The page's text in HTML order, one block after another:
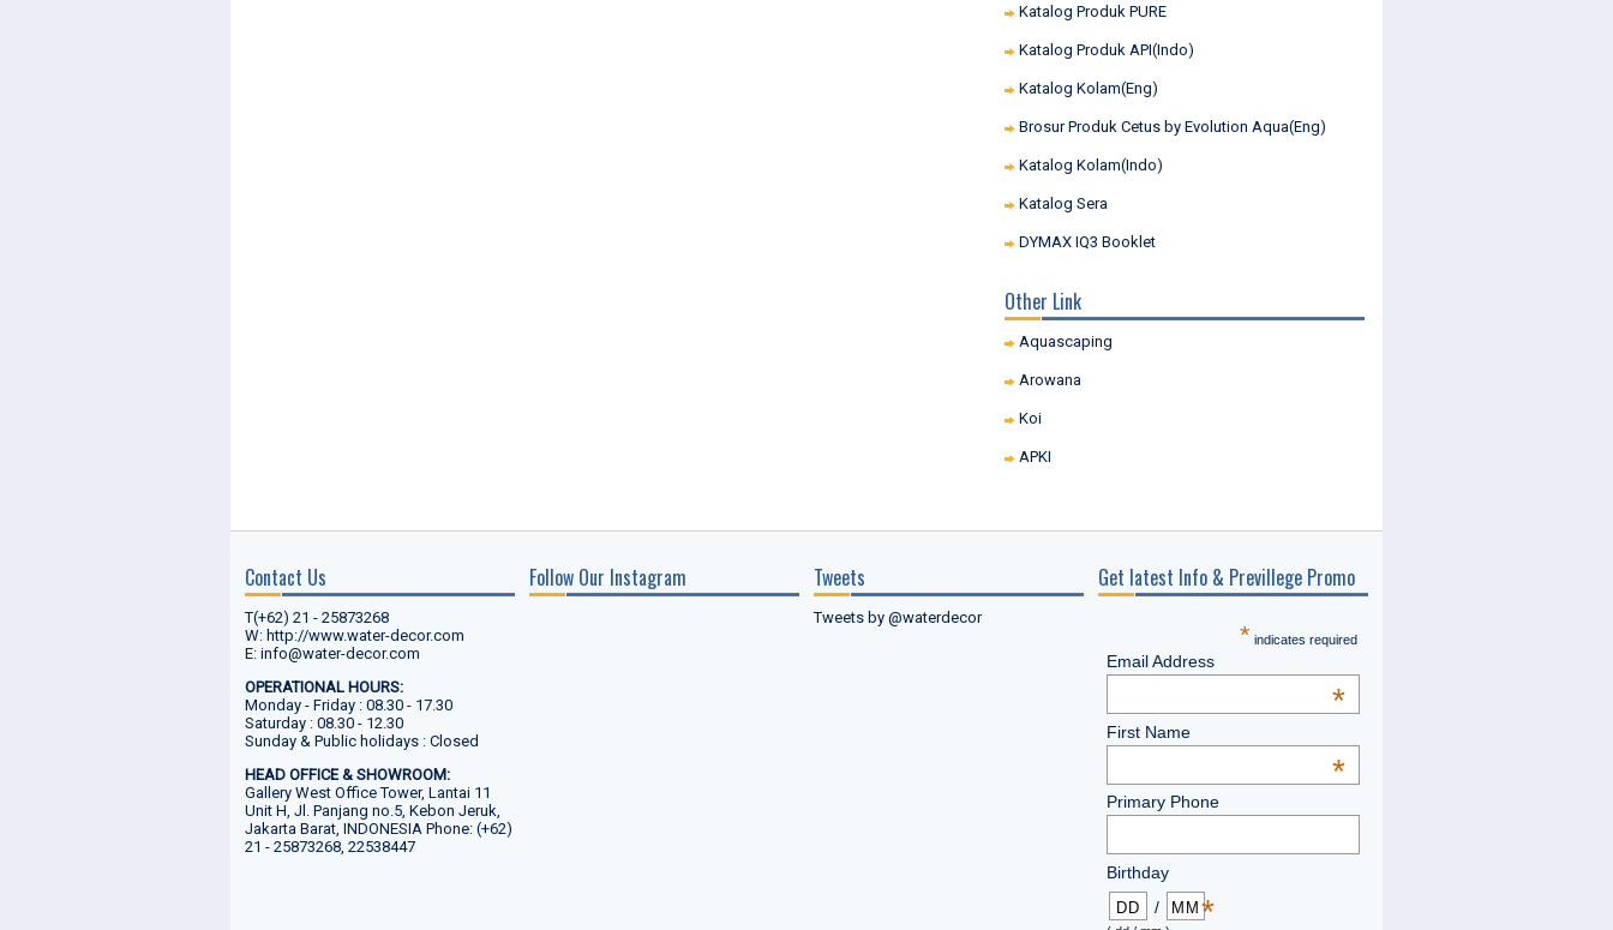
Katalog Produk PURE
Katalog Produk API(Indo)
Katalog Kolam(Eng)
Brosur Produk Cetus by Evolution Aqua(Eng)
Katalog Kolam(Indo)
Katalog Sera
DYMAX IQ3 Booklet
Other Link
Aquascaping
Arowana
Koi
APKI
Contact Us
T(+62) 21 - 25873268
W: http://www.water-decor.com
E: info@water-decor.com
OPERATIONAL HOURS:
Monday - Friday : 08.30 - 17.30
Saturday : 08.30 - 12.30
Sunday & Public holidays : Closed
HEAD OFFICE & SHOWROOM:
Gallery West Office Tower, Lantai 11
Unit H, Jl. Panjang no.5, Kebon Jeruk,
Jakarta Barat, INDONESIA Phone: (+62)
21 - 25873268, 22538447
Follow Our Instagram Tweets
Tweets by @waterdecor
Get latest Info & Previllege Promo
* indicates required
Email Address
*
First Name
*
Primary Phone
Birthday
*
/